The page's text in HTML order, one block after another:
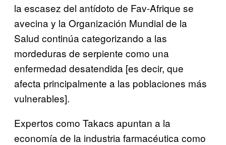
la escasez del antídoto de Fav-Afrique se
avecina y la Organización Mundial de la
Salud continúa categorizando a las
mordeduras de serpiente como una
enfermedad desatendida [es decir, que
afecta principalmente a las poblaciones más
vulnerables].
Expertos como Takacs apuntan a la
economía de la industria farmacéutica como